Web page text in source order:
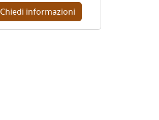
Chiedi informazioni